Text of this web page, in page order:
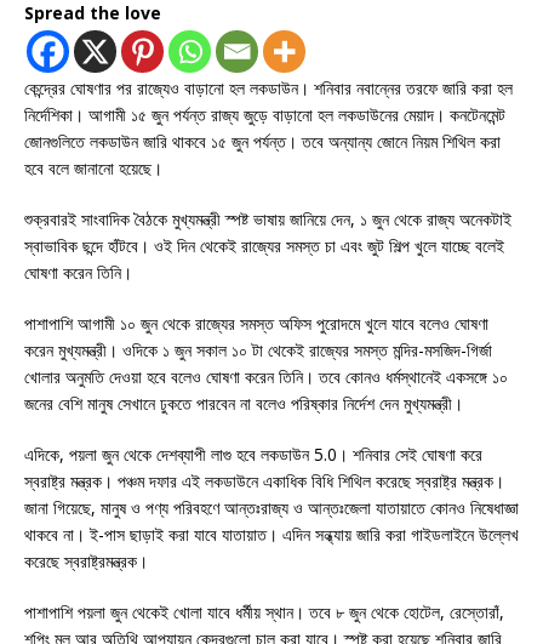
Spread the love
কেন্দ্রের ঘোষণার পর রাজ্যেও বাড়ানো হল লকডাউন। শনিবার নবান্নের তরফে জারি করা হল
নির্দেশিকা। আগামী ১৫ জুন পর্যন্ত রাজ্য জুড়ে বাড়ানো হল লকডাউনের মেয়াদ। কনটেনমেন্ট
জোনগুলিতে লকডাউন জারি থাকবে ১৫ জুন পর্যন্ত। তবে অন্যান্য জোনে নিয়ম শিথিল করা
হবে বলে জানানো হয়েছে।
শুক্রবারই সাংবাদিক বৈঠকে মুখ্যমন্ত্রী স্পষ্ট ভাষায় জানিয়ে দেন, ১ জুন থেকে রাজ্য অনেকটাই
স্বাভাবিক ছন্দে হাঁটবে। ওই দিন থেকেই রাজ্যের সমস্ত চা এবং জুট শিল্প খুলে যাচ্ছে বলেই
ঘোষণা করেন তিনি।
পাশাপাশি আগামী ১০ জুন থেকে রাজ্যের সমস্ত অফিস পুরোদমে খুলে যাবে বলেও ঘোষণা
করেন মুখ্যমন্ত্রী। ওদিকে ১ জুন সকাল ১০ টা থেকেই রাজ্যের সমস্ত মন্দির-মসজিদ-গির্জা
খোলার অনুমতি দেওয়া হবে বলেও ঘোষণা করেন তিনি। তবে কোনও ধর্মস্থানেই একসঙ্গে ১০
জনের বেশি মানুষ সেখানে ঢুকতে পারবেন না বলেও পরিষ্কার নির্দেশ দেন মুখ্যমন্ত্রী।
এদিকে, পয়লা জুন থেকে দেশব্যাপী লাগু হবে লকডাউন 5.0। শনিবার সেই ঘোষণা করে
স্বরাষ্ট্র মন্ত্রক। পঞ্চম দফার এই লকডাউনে একাধিক বিধি শিথিল করেছে স্বরাষ্ট্র মন্ত্রক।
জানা গিয়েছে, মানুষ ও পণ্য পরিবহণে আন্তঃরাজ্য ও আন্তঃজেলা যাতায়াতে কোনও নিষেধাজ্ঞা
থাকবে না। ই-পাস ছাড়াই করা যাবে যাতায়াত। এদিন সন্ধ্যায় জারি করা গাইডলাইনে উল্লেখ
করেছে স্বরাষ্ট্রমন্ত্রক।
পাশাপাশি পয়লা জুন থেকেই খোলা যাবে ধর্মীয় স্থান। তবে ৮ জুন থেকে হোটেল, রেস্তোরাঁ,
শপিং মল আর অতিথি আপ্যায়ন কেন্দ্রগুলো চালু করা যাবে। স্পষ্ট করা হয়েছে শনিবার জারি